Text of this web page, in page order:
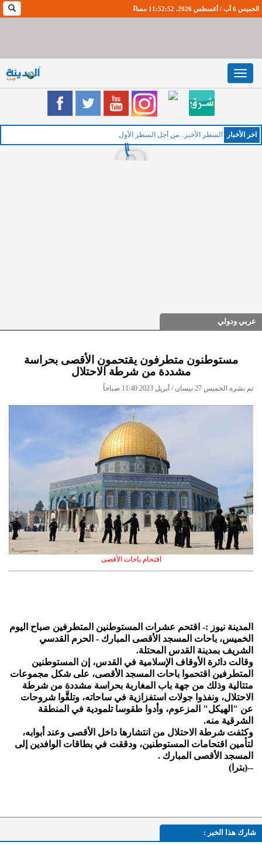
الخميس 6 آب / أغسطس 2026. 11:52:52 مساءً
Toggle
navigation
اخر اﻷخبار السطر الأخير...من أجل السطر الأول
عربي ودولي
مستوطنون متطرفون يقتحمون الأقصى بحراسة
مشددة من شرطة الاحتلال
تم نشره الخميس 27 نيسان / أبريل 2023 11:40 صباحاً
اقتحام باحات الأقصى
المدينة نيوز :- اقتحم عشرات المستوطنين المتطرفين صباح اليوم
الخميس، باحات المسجد الأقصى المبارك - الحرم القدسي
الشريف بمدينة القدس المحتلة.
وقالت دائرة الأوقاف الإسلامية في القدس، إن المستوطنين
المتطرفين اقتحموا باحات المسجد الأقصى، على شكل مجموعات
متتالية وذلك من جهة باب المغاربة بحراسة مشددة من شرطة
الاحتلال، ونفذوا جولات استفزازية في ساحاته، وتلقَّوا شروحات
عن "الهيكل" المزعوم، وأدوا طقوسا تلمودية في المنطقة
الشرقية منه.
وكثفت شرطة الاحتلال من انتشارها داخل الأقصى وعند أبوابه،
لتأمين اقتحامات المستوطنين، ودققت في بطاقات الوافدين إلى
المسجد الأقصى المبارك .
--(بترا)
شارك هذا الخبر :